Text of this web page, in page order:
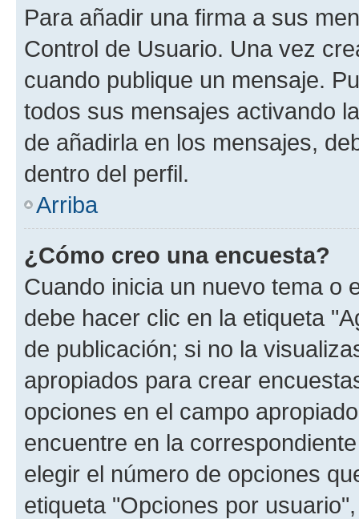
Para añadir una firma a sus
Control de Usuario. Una vez
cuando publique un mensaje.
todos sus mensajes activando
de añadirla en los mensajes,
dentro del perfil.
Arriba
¿Cómo creo una encuesta?
Cuando inicia un nuevo tema o
debe hacer clic en la etiqueta
de publicación; si no la
apropiados para crear
opciones en el campo
encuentre en la
elegir el número de opciones
etiqueta "Opciones por